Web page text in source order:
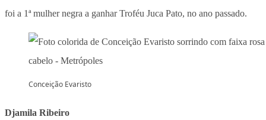
foi a 1ª mulher negra a ganhar Troféu Juca Pato, no ano passado.
Conceição Evaristo
Djamila Ribeiro